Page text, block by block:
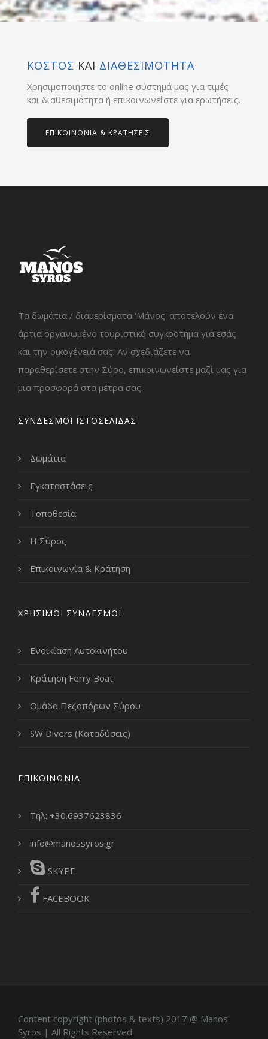
ΚΟΣΤΟΣ ΚΑΙ ΔΙΑΘΕΣΙΜΟΤΗΤΑ
Χρησιμοποιήστε το online σύστημά μας για τιμές
και διαθεσιμότητα ή επικοινωνείστε για ερωτήσεις.
ΕΠΙΚΟΙΝΩΝΙΑ & ΚΡΑΤΗΣΕΙΣ
Τα δωμάτια / διαμερίσματα 'Μάνος' αποτελούν ένα
άρτια οργανωμένο τουριστικό συγκρότημα για εσάς
και την οικογένειά σας. Αν σχεδιάζετε να
παραθερίσετε στην Σύρο, επικοινωνείστε μαζί μας για
μια προσφορά στα μέτρα σας.
ΣΥΝΔΕΣΜΟΙ ΙΣΤΟΣΕΛΙΔΑΣ
Δωμάτια
Εγκαταστάσεις
Τοποθεσία
Η Σύρος
Επικοινωνία & Κράτηση
ΧΡΗΣΙΜΟΙ ΣΥΝΔΕΣΜΟΙ
Ενοικίαση Αυτοκινήτου
Κράτηση Ferry Boat
Ομάδα Πεζοπόρων Σύρου
SW Divers (Καταδύσεις)
ΕΠΙΚΟΙΝΩΝΙΑ
Τηλ: +30.6937623836
info@manossyros.gr
SKYPE
FACEBOOK
Content copyright (photos & texts) 2017 @ Manos
Syros | All Rights Reserved.